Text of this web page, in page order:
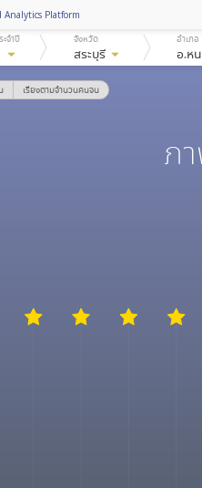
Analytics Platform
จำปี
arrow_drop_down
จังหวัด
สระบุรีarrow_drop_down
อำเภอ
อ.ห
เรียงตามจำนวนคนจน
ภ